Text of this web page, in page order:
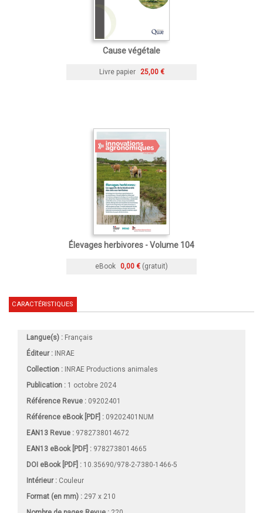
Cause végétale
Livre papier 25,00 €
Élevages herbivores - Volume 104
eBook 0,00 € (gratuit)
CARACTÉRISTIQUES
Langue(s) : Français
Éditeur : INRAE
Collection : INRAE Productions animales
Publication : 1 octobre 2024
Référence Revue : 09202401
Référence eBook [PDF] : 09202401NUM
EAN13 Revue : 9782738014672
EAN13 eBook [PDF] : 9782738014665
DOI eBook [PDF] : 10.35690/978-2-7380-1466-5
Intérieur : Couleur
Format (en mm) : 297 x 210